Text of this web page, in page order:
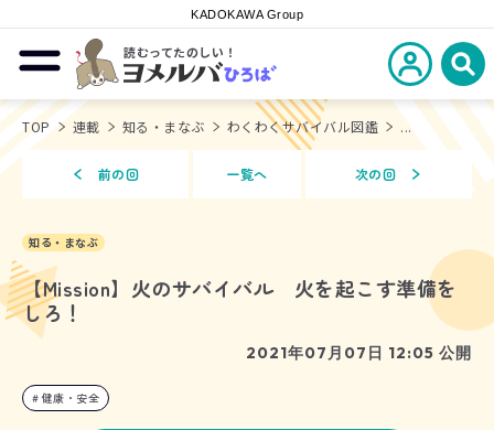
KADOKAWA Group
メニューを開閉する
読むってたのしい！
ヨメルバひろば
新規会員登
検
TOP 連載 知る・まなぶ わくわくサバイバル図鑑 ...
前の回 一覧へ 次の回
知る・まなぶ
【Mission】火のサバイバル 火を起こす準備を
しろ！
2021年07月07日 12:05 公開
健康・安全